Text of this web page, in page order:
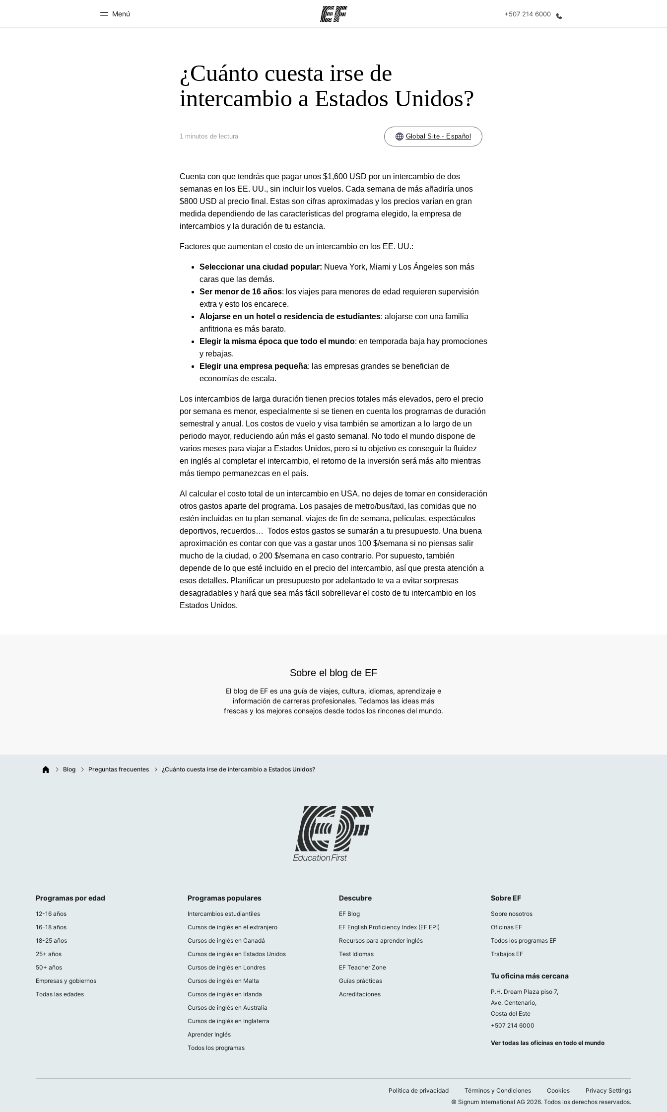
Menú +507 214 6000
Programas
Ver todo lo que hacemos
Oficinas
Encuentra una oficina
¿Cuánto cuesta irse de
intercambio a Estados Unidos?
1 minutos de lectura Global Site - Español
Cuenta con que tendrás que pagar unos $1,600 USD por un intercambio de dos
semanas en los EE. UU., sin incluir los vuelos. Cada semana de más añadiría unos
$800 USD al precio final. Estas son cifras aproximadas y los precios varían en gran
medida dependiendo de las características del programa elegido, la empresa de
intercambios y la duración de tu estancia.
Factores que aumentan el costo de un intercambio en los EE. UU.:
Seleccionar una ciudad popular: Nueva York, Miami y Los Ángeles son más
caras que las demás.
Ser menor de 16 años: los viajes para menores de edad requieren supervisión
extra y esto los encarece.
Alojarse en un hotel o residencia de estudiantes: alojarse con una familia
anfitriona es más barato.
Elegir la misma época que todo el mundo: en temporada baja hay promociones
y rebajas.
Elegir una empresa pequeña: las empresas grandes se benefician de
economías de escala.
Los intercambios de larga duración tienen precios totales más elevados, pero el precio
por semana es menor, especialmente si se tienen en cuenta los programas de duración
semestral y anual. Los costos de vuelo y visa también se amortizan a lo largo de un
periodo mayor, reduciendo aún más el gasto semanal. No todo el mundo dispone de
varios meses para viajar a Estados Unidos, pero si tu objetivo es conseguir la fluidez
en inglés al completar el intercambio, el retorno de la inversión será más alto mientras
más tiempo permanezcas en el país.
Al calcular el costo total de un intercambio en USA, no dejes de tomar en consideración
otros gastos aparte del programa. Los pasajes de metro/bus/taxi, las comidas que no
estén incluidas en tu plan semanal, viajes de fin de semana, películas, espectáculos
deportivos, recuerdos… Todos estos gastos se sumarán a tu presupuesto. Una buena
aproximación es contar con que vas a gastar unos 100 $/semana si no piensas salir
mucho de la ciudad, o 200 $/semana en caso contrario. Por supuesto, también
depende de lo que esté incluido en el precio del intercambio, así que presta atención a
esos detalles. Planificar un presupuesto por adelantado te va a evitar sorpresas
desagradables y hará que sea más fácil sobrellevar el costo de tu intercambio en los
Estados Unidos.
Sobre el blog de EF
El blog de EF es una guía de viajes, cultura, idiomas, aprendizaje e
información de carreras profesionales. Tedamos las ideas más
frescas y los mejores consejos desde todos los rincones del mundo.
Blog Preguntas frecuentes ¿Cuánto cuesta irse de intercambio a Estados Unidos?
Programas por edad
12-16 años
16-18 años
18-25 años
25+ años
50+ años
Empresas y gobiernos
Todas las edades
Programas populares
Intercambios estudiantiles
Cursos de inglés en el extranjero
Cursos de inglés en Canadá
Cursos de inglés en Estados Unidos
Cursos de inglés en Londres
Cursos de inglés en Malta
Cursos de inglés en Irlanda
Cursos de inglés en Australia
Cursos de inglés en Inglaterra
Aprender Inglés
Todos los programas
Descubre
EF Blog
EF English Proficiency Index (EF EPI)
Recursos para aprender inglés
Test Idiomas
EF Teacher Zone
Guías prácticas
Acreditaciones
Sobre EF
Sobre nosotros
Oficinas EF
Todos los programas EF
Trabajos EF
Tu oficina más cercana
P.H. Dream Plaza piso 7,
Ave. Centenario,
Costa del Este
+507 214 6000
Ver todas las oficinas en todo el mundo
Política de privacidad Términos y Condiciones Cookies
Privacy Settings
© Signum International AG 2026. Todos los derechos reservados.